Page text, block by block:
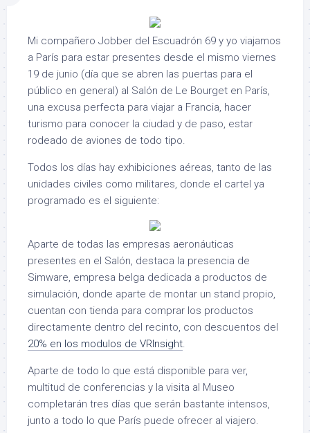
Mi compañero Jobber del Escuadrón 69 y yo viajamos
a París para estar presentes desde el mismo viernes
19 de junio (día que se abren las puertas para el
público en general) al Salón de Le Bourget en París,
una excusa perfecta para viajar a Francia, hacer
turismo para conocer la ciudad y de paso, estar
rodeado de aviones de todo tipo.
Todos los días hay exhibiciones aéreas, tanto de las
unidades civiles como militares, donde el cartel ya
programado es el siguiente:
Aparte de todas las empresas aeronáuticas
presentes en el Salón, destaca la presencia de
Simware, empresa belga dedicada a productos de
simulación, donde aparte de montar un stand propio,
cuentan con tienda para comprar los productos
directamente dentro del recinto, con descuentos del
20% en los modulos de VRInsight.
Aparte de todo lo que está disponible para ver,
multitud de conferencias y la visita al Museo
completarán tres días que serán bastante intensos,
junto a todo lo que París puede ofrecer al viajero.